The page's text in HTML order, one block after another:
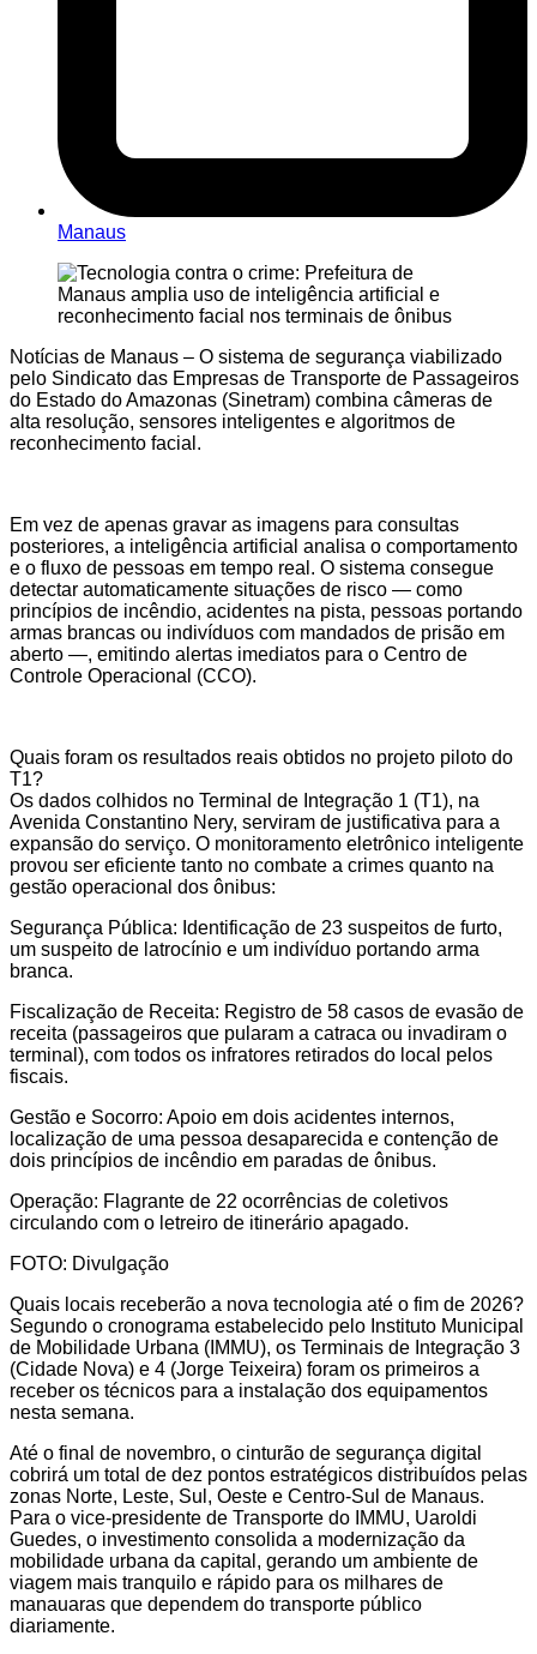
Manaus
Notícias de Manaus – O sistema de segurança viabilizado
pelo Sindicato das Empresas de Transporte de Passageiros
do Estado do Amazonas (Sinetram) combina câmeras de
alta resolução, sensores inteligentes e algoritmos de
reconhecimento facial.
Em vez de apenas gravar as imagens para consultas
posteriores, a inteligência artificial analisa o comportamento
e o fluxo de pessoas em tempo real. O sistema consegue
detectar automaticamente situações de risco — como
princípios de incêndio, acidentes na pista, pessoas portando
armas brancas ou indivíduos com mandados de prisão em
aberto —, emitindo alertas imediatos para o Centro de
Controle Operacional (CCO).
Quais foram os resultados reais obtidos no projeto piloto do
T1?
Os dados colhidos no Terminal de Integração 1 (T1), na
Avenida Constantino Nery, serviram de justificativa para a
expansão do serviço. O monitoramento eletrônico inteligente
provou ser eficiente tanto no combate a crimes quanto na
gestão operacional dos ônibus:
Segurança Pública: Identificação de 23 suspeitos de furto,
um suspeito de latrocínio e um indivíduo portando arma
branca.
Fiscalização de Receita: Registro de 58 casos de evasão de
receita (passageiros que pularam a catraca ou invadiram o
terminal), com todos os infratores retirados do local pelos
fiscais.
Gestão e Socorro: Apoio em dois acidentes internos,
localização de uma pessoa desaparecida e contenção de
dois princípios de incêndio em paradas de ônibus.
Operação: Flagrante de 22 ocorrências de coletivos
circulando com o letreiro de itinerário apagado.
FOTO: Divulgação
Quais locais receberão a nova tecnologia até o fim de 2026?
Segundo o cronograma estabelecido pelo Instituto Municipal
de Mobilidade Urbana (IMMU), os Terminais de Integração 3
(Cidade Nova) e 4 (Jorge Teixeira) foram os primeiros a
receber os técnicos para a instalação dos equipamentos
nesta semana.
Até o final de novembro, o cinturão de segurança digital
cobrirá um total de dez pontos estratégicos distribuídos pelas
zonas Norte, Leste, Sul, Oeste e Centro-Sul de Manaus.
Para o vice-presidente de Transporte do IMMU, Uaroldi
Guedes, o investimento consolida a modernização da
mobilidade urbana da capital, gerando um ambiente de
viagem mais tranquilo e rápido para os milhares de
manauaras que dependem do transporte público
diariamente.